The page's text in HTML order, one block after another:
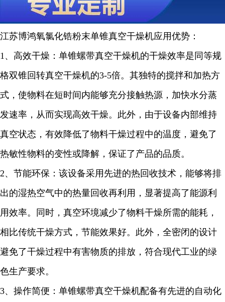
江苏博鸿氧氯化锆粉末单锥真空干燥机应用优势：
1、高效干燥：单锥螺带真空干燥机的干燥效率是同等规
格双锥回转真空干燥机的3-5倍。其独特的搅拌和加热方
式，使物料在短时间内能够充分接触热源，加快水分蒸
发速率，从而实现高效干燥。此外，由于设备内部维持
真空状态，有效降低了物料干燥过程中的温度，避免了
热敏性物料的变性或降解，保证了产品的品质。
2、节能环保：该设备采用先进的热回收技术，能够将排
出的湿热空气中的热量回收再利用，显著提高了能源利
用效率。同时，真空环境减少了物料干燥所需的能耗，
相比传统干燥方式，节能效果好。此外，全密闭的设计
避免了干燥过程中有害物质的排放，符合现代工业的绿
色生产要求。
3、操作简便：单锥螺带真空干燥机配备有先进的自动化